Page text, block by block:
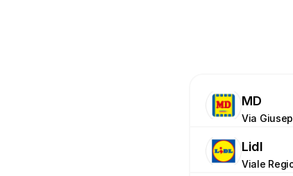
MD
Via
Lidl
Viale